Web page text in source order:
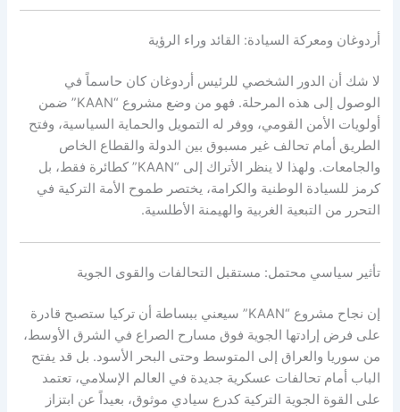
أردوغان ومعركة السيادة: القائد وراء الرؤية
لا شك أن الدور الشخصي للرئيس أردوغان كان حاسماً في
الوصول إلى هذه المرحلة. فهو من وضع مشروع “KAAN” ضمن
أولويات الأمن القومي، ووفر له التمويل والحماية السياسية، وفتح
الطريق أمام تحالف غير مسبوق بين الدولة والقطاع الخاص
والجامعات. ولهذا لا ينظر الأتراك إلى “KAAN” كطائرة فقط، بل
كرمز للسيادة الوطنية والكرامة، يختصر طموح الأمة التركية في
التحرر من التبعية الغربية والهيمنة الأطلسية.
تأثير سياسي محتمل: مستقبل التحالفات والقوى الجوية
إن نجاح مشروع “KAAN” سيعني ببساطة أن تركيا ستصبح قادرة
على فرض إرادتها الجوية فوق مسارح الصراع في الشرق الأوسط،
من سوريا والعراق إلى المتوسط وحتى البحر الأسود. بل قد يفتح
الباب أمام تحالفات عسكرية جديدة في العالم الإسلامي، تعتمد
على القوة الجوية التركية كدرع سيادي موثوق، بعيداً عن ابتزاز